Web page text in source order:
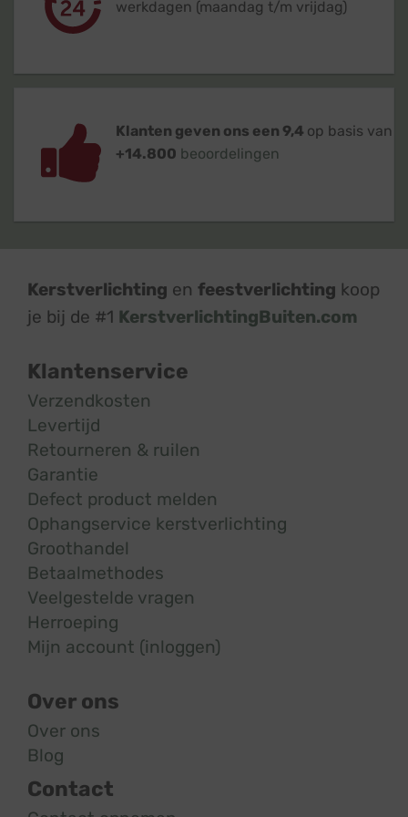
werkdagen (maandag t/m vrijdag)
Klanten geven ons een 9,4 op basis van
+14.800 beoordelingen
Kerstverlichting en feestverlichting koop
je bij de #1 KerstverlichtingBuiten.com
Klantenservice
Verzendkosten
Levertijd
Retourneren & ruilen
Garantie
Defect product melden
Ophangservice kerstverlichting
Groothandel
Betaalmethodes
Veelgestelde vragen
Herroeping
Mijn account (inloggen)
Over ons
Over ons
Blog
Contact